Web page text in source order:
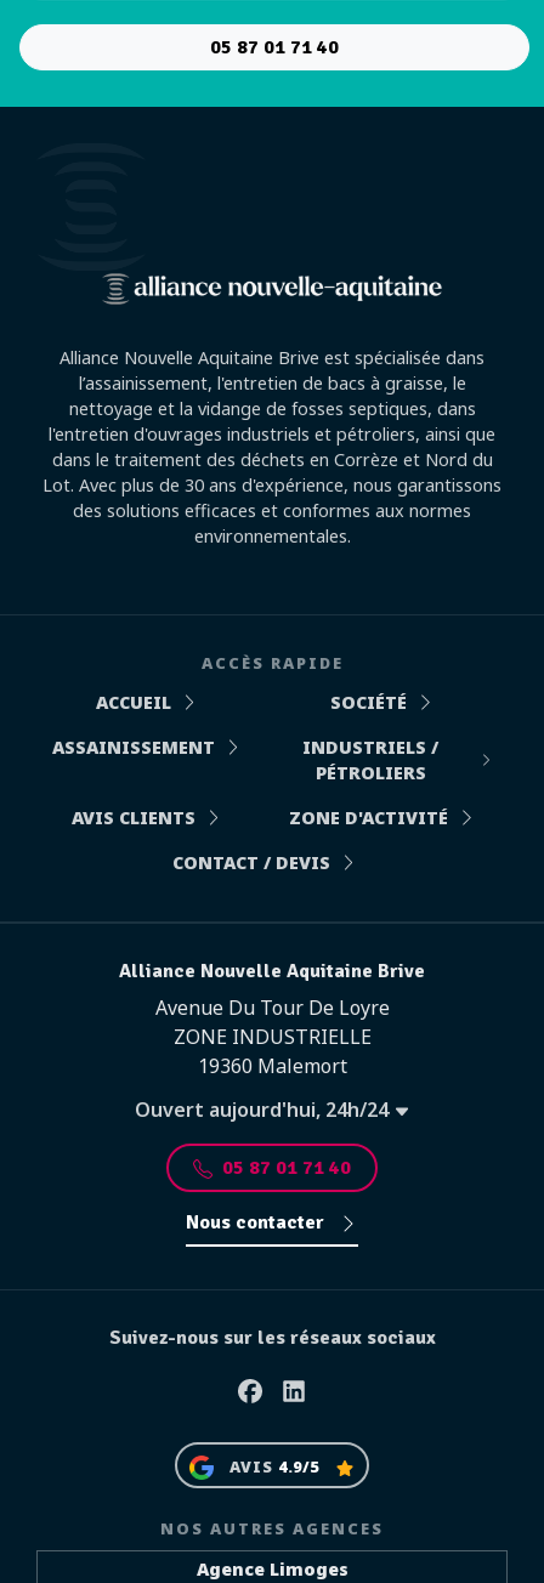
05 87 01 71 40
Alliance Nouvelle Aquitaine Brive est spécialisée dans
l’assainissement, l'entretien de bacs à graisse, le
nettoyage et la vidange de fosses septiques, dans
l'entretien d'ouvrages industriels et pétroliers, ainsi que
dans le traitement des déchets en Corrèze et Nord du
Lot. Avec plus de 30 ans d'expérience, nous garantissons
des solutions efficaces et conformes aux normes
environnementales.
ACCÈS RAPIDE
ACCUEIL
SOCIÉTÉ
ASSAINISSEMENT
INDUSTRIELS /
PÉTROLIERS
AVIS CLIENTS
ZONE D'ACTIVITÉ
CONTACT / DEVIS
Alliance Nouvelle Aquitaine Brive
Avenue Du Tour De Loyre
ZONE INDUSTRIELLE
19360 Malemort
Ouvert aujourd'hui, 24h/24
05 87 01 71 40
Nous contacter
Suivez-nous sur les réseaux sociaux
FacebookLinkedin
AVIS 4.9/5
NOS AUTRES AGENCES
Agence Limoges